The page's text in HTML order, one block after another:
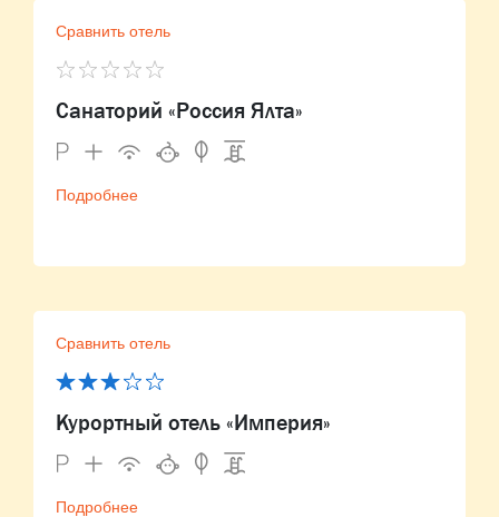
Сравнить отель
Санаторий «Россия Ялта»
Подробнее
Сравнить отель
Курортный отель «Империя»
Подробнее